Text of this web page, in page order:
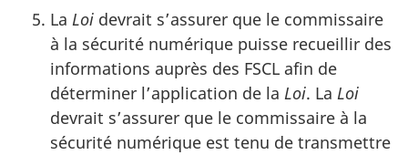
La Loi devrait s’assurer que le commissaire
à la sécurité numérique puisse recueillir des
informations auprès des FSCL afin de
déterminer l’application de la Loi. La Loi
devrait s’assurer que le commissaire à la
sécurité numérique est tenu de transmettre